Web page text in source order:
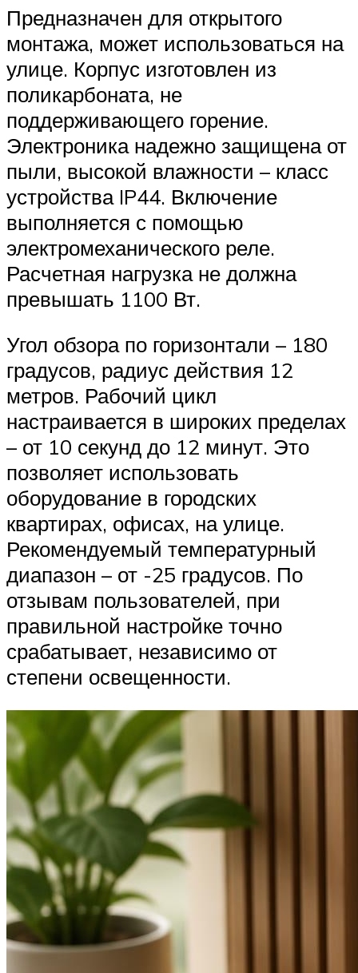
Предназначен для открытого
монтажа, может использоваться на
улице. Корпус изготовлен из
поликарбоната, не
поддерживающего горение.
Электроника надежно защищена от
пыли, высокой влажности – класс
устройства IP44. Включение
выполняется с помощью
электромеханического реле.
Расчетная нагрузка не должна
превышать 1100 Вт.
Угол обзора по горизонтали – 180
градусов, радиус действия 12
метров. Рабочий цикл
настраивается в широких пределах
– от 10 секунд до 12 минут. Это
позволяет использовать
оборудование в городских
квартирах, офисах, на улице.
Рекомендуемый температурный
диапазон – от -25 градусов. По
отзывам пользователей, при
правильной настройке точно
срабатывает, независимо от
степени освещенности.